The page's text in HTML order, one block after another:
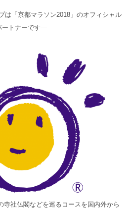
「京都マラソン2018」のオフィシャル
ートナーです—
寺社仏閣などを巡るコースを国内外から